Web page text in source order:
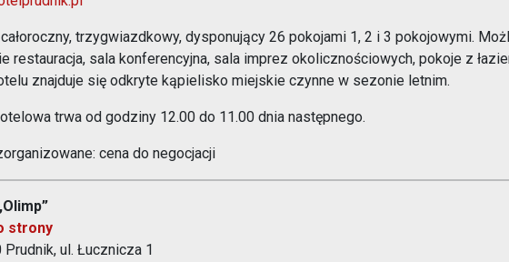
całoroczny, trzygwiazdkowy, dysponujący 26 pokojami 1, 2 i 3 pokojowymi.
restauracja, sala konferencyjna, sala imprez okolicznościowych, pokoje z
znajduje się odkryte kąpielisko miejskie czynne w sezonie letnim.
trwa od godziny 12.00 do 11.00 dnia następnego.
zorganizowane: cena do negocjacji
strony
Prudnik, ul. Łucznicza 1
Samorząd
Transmisje obrad
Patronat honorowy Burmistrza
Partnerstwo Nyskie 2020
Aplikacja miejska
eUrząd
ePUAP
Gospodarka odpadami komunalnymi
Zgłoś awarię